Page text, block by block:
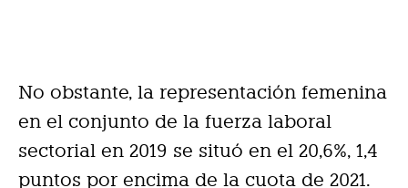
No obstante, la representación femenina
en el conjunto de la fuerza laboral
sectorial en 2019 se situó en el 20,6%, 1,4
puntos por encima de la cuota de 2021.